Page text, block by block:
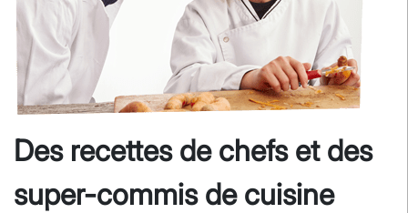
Des recettes de chefs et des
super-commis de cuisine